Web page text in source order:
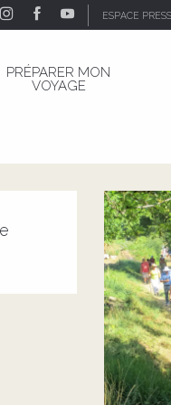
ESPACE
PRÉPARER MON
VOYAGE